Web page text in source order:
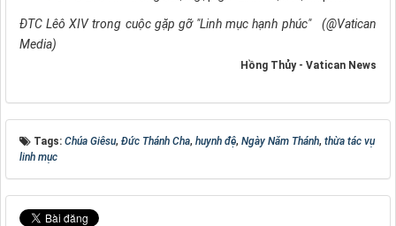
ĐTC Lêô XIV trong cuộc gặp gỡ "Linh mục hạnh phúc" (@Vatican
Media)
Hồng Thủy - Vatican News
Tags: Chúa Giêsu, Đức Thánh Cha, huynh đệ, Ngày Năm Thánh, thừa tác vụ
linh mục